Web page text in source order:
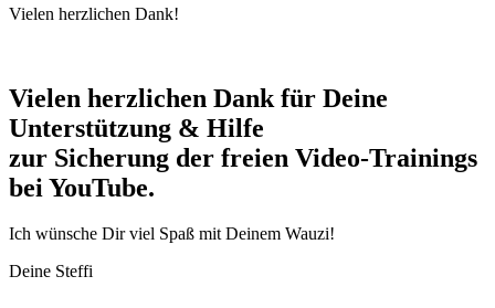
Vielen herzlichen Dank!
Vielen herzlichen Dank für Deine
Unterstützung & Hilfe
zur Sicherung der freien Video-Trainings
bei YouTube.
Ich wünsche Dir viel Spaß mit Deinem Wauzi!
Deine Steffi